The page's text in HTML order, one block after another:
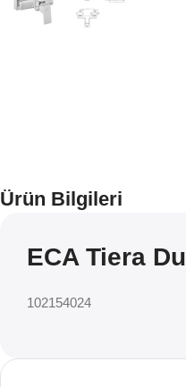
Ürün Bilgileri
ECA Tiera
102154024